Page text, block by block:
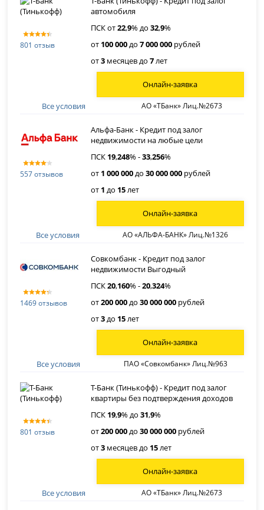
801 отзыв
автомобиля
ПСК от22,9% до32,9%
от 100 000до7 000 000 рублей
от3 месяцев до7лет
Все условия АО «ТБанк» Лиц.№2673
Онлайн-заявка
557 отзывов
Альфа-Банк - Кредит под залог
недвижимости на любые цели
ПСК 19,248% -33,256%
от 1 000 000до30 000 000 рублей
от 1 до 15лет
Все условия АО «АЛЬФА-БАНК» Лиц.№1326
Онлайн-заявка
1469 отзывов
Совкомбанк - Кредит под залог
недвижимости Выгодный
ПСК20,160% -20,324%
от200 000до30 000 000 рублей
от3до 15лет
Все условия ПАО «Совкомбанк» Лиц.№963
Онлайн-заявка
801 отзыв
Т-Банк (Тинькофф) - Кредит под залог
квартиры без подтверждения доходов
ПСК 19,9% до31,9%
от200 000до30 000 000 рублей
от3 месяцев до 15лет
Все условия АО «ТБанк» Лиц.№2673
Онлайн-заявка